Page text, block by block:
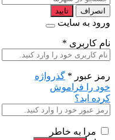
انصراف تایید
ورود به سایت
نام کاربری *
رمز عبور * گذرواژه
خود را فراموش
کرده اید؟
مرا به خاطر